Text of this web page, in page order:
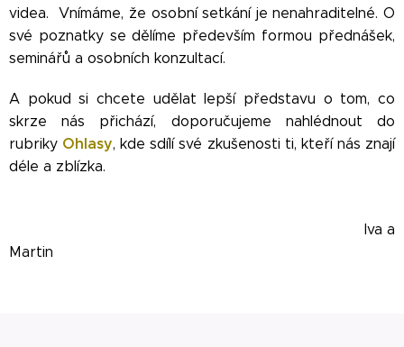
videa. Vnímáme, že osobní setkání je nenahraditelné. O
své poznatky se dělíme především formou přednášek,
seminářů a osobních konzultací.
A pokud si chcete udělat lepší představu o tom, co
skrze nás přichází, doporučujeme nahlédnout do
rubriky Ohlasy, kde sdílí své zkušenosti ti, kteří nás znají
déle a zblízka.
Iva a
Martin